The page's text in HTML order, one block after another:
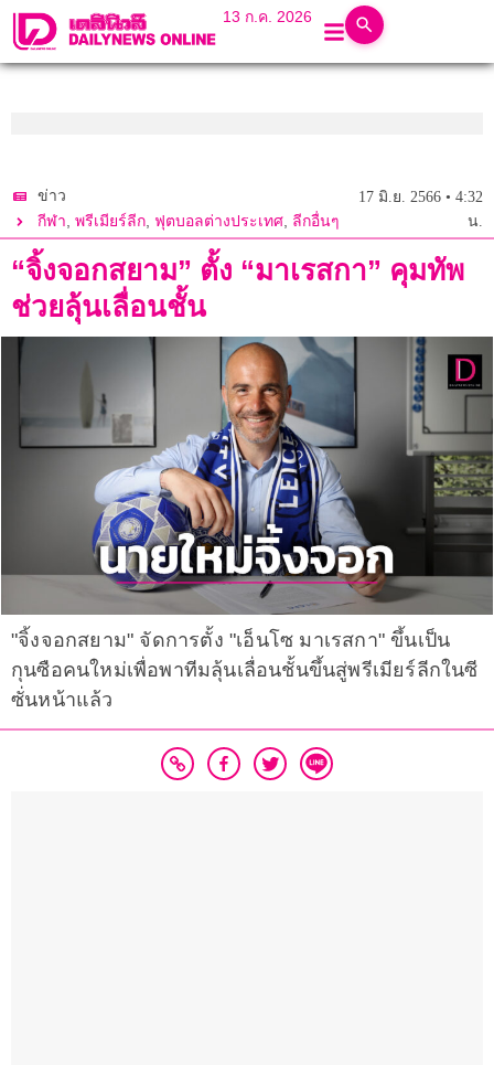
13 ก.ค. 2026
ข่าว
กีฬา, พรีเมียร์ลีก, ฟุตบอลต่างประเทศ, ลีกอื่นๆ
17 มิ.ย. 2566 • 4:32
น.
“จิ้งจอกสยาม” ตั้ง “มาเรสกา” คุมทัพ
ช่วยลุ้นเลื่อนชั้น
"จิ้งจอกสยาม" จัดการตั้ง "เอ็นโซ มาเรสกา" ขึ้นเป็น
กุนซือคนใหม่เพื่อพาทีมลุ้นเลื่อนชั้นขึ้นสู่พรีเมียร์ลีกในซี
ซั่นหน้าแล้ว